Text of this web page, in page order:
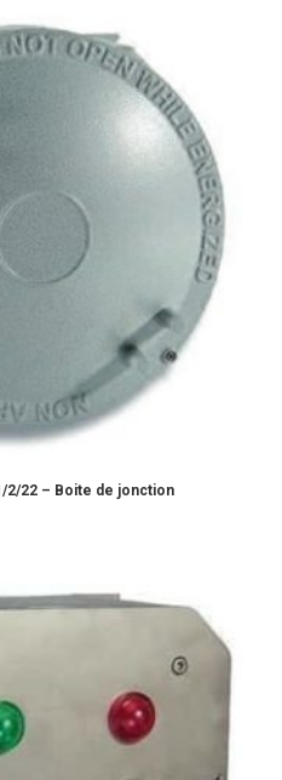
2/22 – Boite de jonction